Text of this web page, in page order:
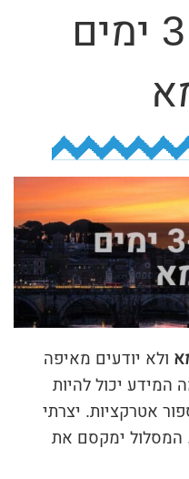
פ
ו
ש
מסלול ל 3 ימים
ולא יודעים מאיפה
המידע יכול להיות
אטרקציות. יצרתי
המסלול ימקסם את